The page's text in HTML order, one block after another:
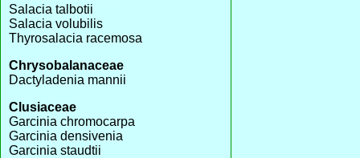
Salacia talbotii
Salacia volubilis
Thyrosalacia racemosa
Chrysobalanaceae
Dactyladenia mannii
Clusiaceae
Garcinia chromocarpa
Garcinia densivenia
Garcinia staudtii